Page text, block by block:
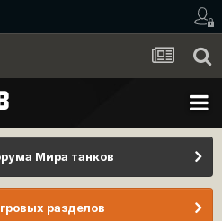
Мира танков
разделов